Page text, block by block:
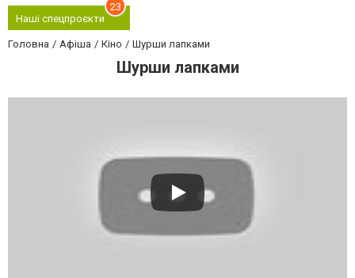
Наші спецпроєкти
23
Головна Афіша Кіно Шурши лапками
Шурши лапками